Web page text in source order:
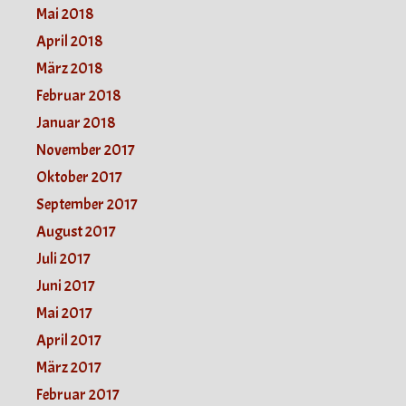
Mai 2018
April 2018
März 2018
Februar 2018
Januar 2018
November 2017
Oktober 2017
September 2017
August 2017
Juli 2017
Juni 2017
Mai 2017
April 2017
März 2017
Februar 2017